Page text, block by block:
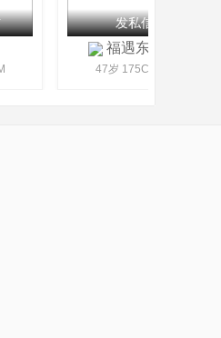
发私信
福遇东城
47岁 175CM